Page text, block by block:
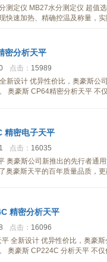
测定仪 MB27水分测定仪 超值
快速加热、精确控温及称量，
密分析天平
点击： 15989
新设计 优异性价比，奥豪斯公
奥豪斯 CP64精密分析天平 不
精密电子天平
点击： 16035
奥豪斯公司新推出的先行者通
奥豪斯天平的百年质量品质，
精密分析天平
点击： 16096
全新设计 优异性价比，奥豪
奥豪斯 CP224C 分析天平 不